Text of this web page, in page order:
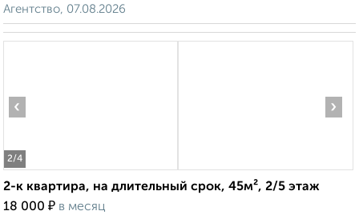
Агентство, 07.08.2026
2/4
‹ ›
2-к квартира, на длительный срок, 45м², 2/5 этаж
18 000 ₽ в месяц